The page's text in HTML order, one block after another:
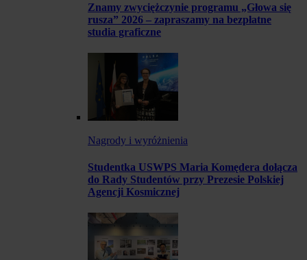
Znamy zwyciężczynie programu „Głowa się
rusza” 2026 – zapraszamy na bezpłatne
studia graficzne
Nagrody i wyróżnienia
Studentka USWPS Maria Komędera dołącza
do Rady Studentów przy Prezesie Polskiej
Agencji Kosmicznej